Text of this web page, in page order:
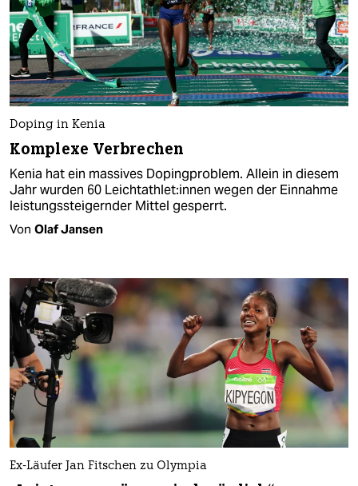
Doping in Kenia
Komplexe Verbrechen
Kenia hat ein massives Dopingproblem. Allein in diesem
Jahr wurden 60 Leicht­ath­le­t:in­nen wegen der Einnahme
leistungssteigernder Mittel gesperrt.
Von Olaf Jansen
Ex-Läufer Jan Fitschen zu Olympia